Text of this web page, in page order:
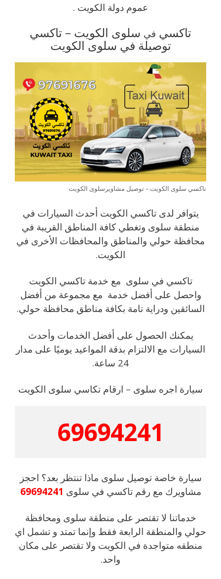
عموم دولة الكويت .
تاكسي في سلوى الكويت – تاكسي
توصيلة في سلوى الكويت
تاكسي سلوى الكويت – توصيل مشاويرسلوى الكويت
يتوافر لدى تاكسي الكويت أحدث السيارات في
منطقة سلوى وتغطي كافة المناطق القريبة في
محافظة حولي والمناطق والمحافظات الأخرى في
الكويت.
تاكسي في سلوى مع خدمة تاكسي الكويت
واحصل على أفضل خدمة مع مجموعة من أفضل
السائقين ودراية تامة بكافة مناطق محافظة حولي.
يمكنك الحصول على أفضل الخدمات وأحدث
السيارات مع الالتزام بدقة المواعيد يوميًا على مدار
24 ساعة.
سيارة اجره سلوى – ارقام تكاسي سلوى الكويت
69694241
سيارة خاصة توصيل سلوى ماذا تنتظر بعد؟ احجز
مشاويرك مع رقم تاكسي في سلوى 69694241
خدماتنا لا تقتصر على منطقة سلوى ومحافظة
حولي والمنطقة الرابعة فقط وإنما تمتد و تشمل اي
منطقه متواجدة في الكويت ولا تقتصر على مكان
واحد.